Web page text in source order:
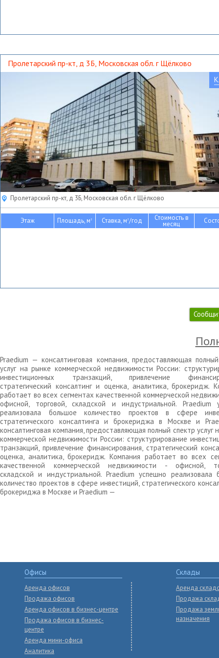
Пролетарский пр-кт, д 3Б, Московская обл. г Щёлково
Пролетарский пр-кт, д 3Б, Московская обл. г Щёлково
Этаж Площадь, м2 Ставка, м2/год Стоимость в
месяц
Praedium — консалтинговая компания, предоставляющая
услуг на рынке коммерческой недвижимости России:
инвестиционных транзакций, привлечение
стратегический консалтинг и оценка, аналитика, брокеридж.
работает во всех сегментах качественной коммерческой
офисной, торговой, складской и индустриальной. Praedium
реализовала большое количество проектов в сфере
стратегического консалтинга и брокериджа в Москве и
консалтинговая компания, предоставляющая полный спектр услуг
коммерческой недвижимости России: структурирование
транзакций, привлечение финансирования, стратегический
оценка, аналитика, брокеридж. Компания работает во всех
качественной коммерческой недвижимости - офисной,
складской и индустриальной. Praedium успешно реализовала
количество проектов в сфере инвестиций, стратегического
брокериджа в Москве и Praedium —
Офисы
Аренда офисов
Продажа офисов
Аренда офисов в бизнес-центре
Продажа офисов в бизнес-
центре
Аренда мини-офиса
Аналитика
Склады
Аренда
Продажа
Продажа
назначения